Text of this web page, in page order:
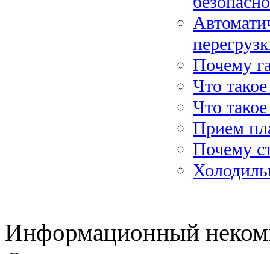
Почему
Что
Что
Прием
Почему
Информационный